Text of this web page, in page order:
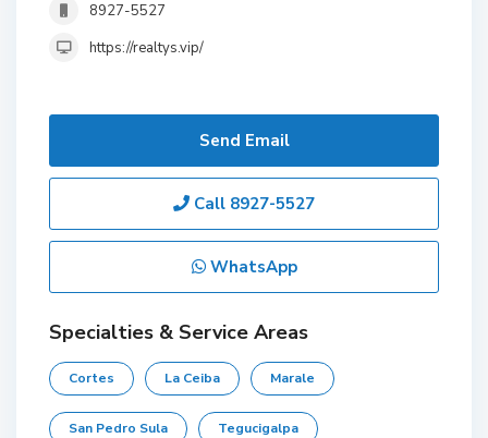
8927-5527
https://realtys.vip/
Send Email
Call 8927-5527
WhatsApp
Specialties & Service Areas
Cortes La Ceiba Marale
San Pedro Sula Tegucigalpa